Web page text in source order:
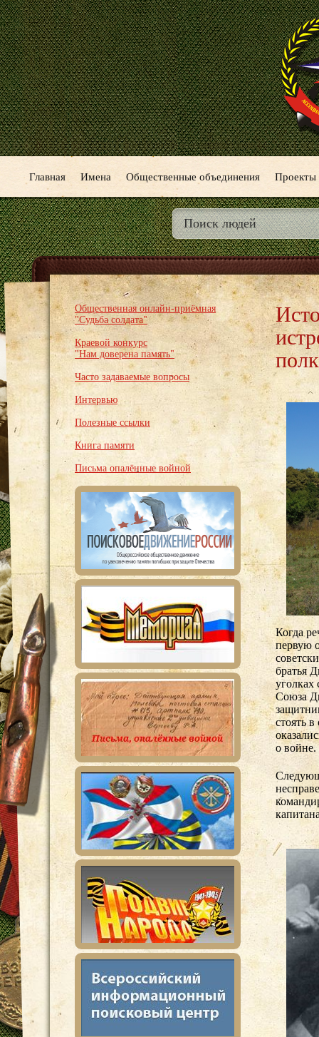
Главная Имена Общественные объединения Проекты
Общественная онлайн-приёмная
"Судьба солдата"
Краевой конкурс
"Нам доверена память"
Часто задаваемые вопросы
Интервью
Полезные ссылки
Книга памяти
Письма опалённые войной
Когда
первую
братья
уголках
Союза
стоять
о войне.